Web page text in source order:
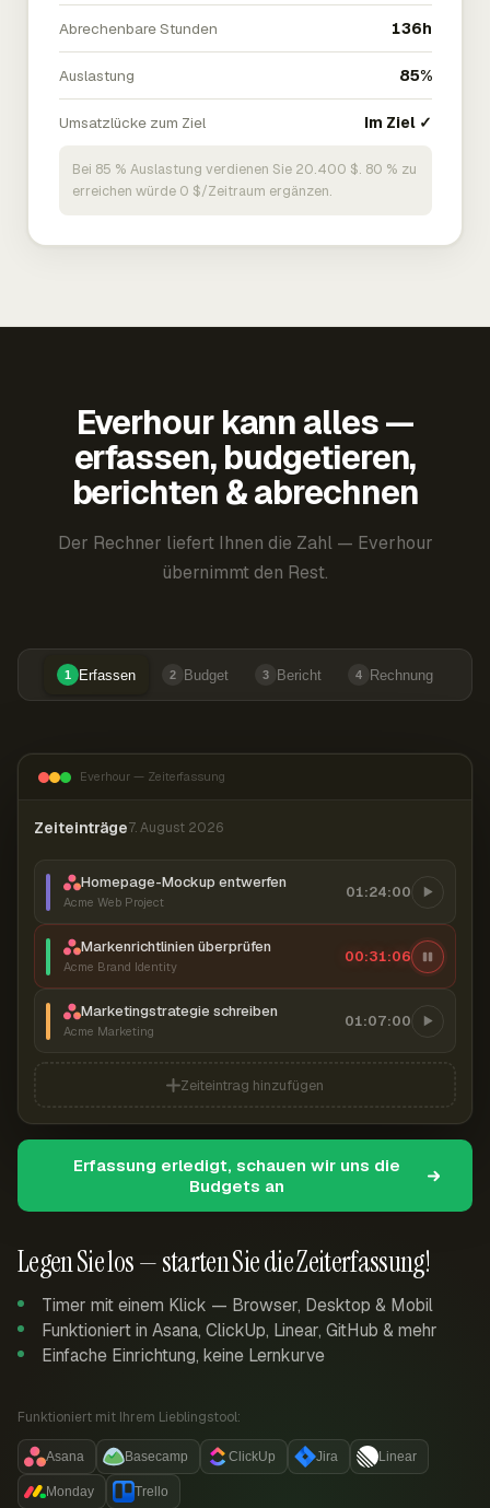
Abrechenbare Stunden 136h
Auslastung 85%
Umsatzlücke zum Ziel Im Ziel ✓
Bei 85 % Auslastung verdienen Sie 20.400 $. 80 % zu
erreichen würde 0 $/Zeitraum ergänzen.
Everhour kann alles —
erfassen, budgetieren,
berichten & abrechnen
Der Rechner liefert Ihnen die Zahl — Everhour
übernimmt den Rest.
1 Erfassen 2 Budget 3 Bericht 4 Rechnung
Legen Sie los — starten Sie die Zeiterfassung!
Timer mit einem Klick — Browser, Desktop & Mobil
Funktioniert in Asana, ClickUp, Linear, GitHub & mehr
Einfache Einrichtung, keine Lernkurve
Funktioniert mit Ihrem Lieblingstool:
Asana Basecamp ClickUp Jira Linear
Monday Trello
Everhour — Zeiterfassung
Zeiteinträge7. August 2026
Homepage-Mockup entwerfen
Acme Web Project
01:24:00
Markenrichtlinien überprüfen
Acme Brand Identity
00:31:06
Marketingstrategie schreiben
Acme Marketing
01:07:00
Zeiteintrag hinzufügen
Erfassung erledigt, schauen wir uns die
Budgets an